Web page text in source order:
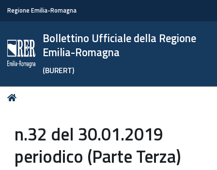
Regione Emilia-Romagna
Bollettino Ufficiale della Regione
Emilia-Romagna
(BURERT)
Tu
n.32 del 30.01.2019
periodico (Parte Terza)